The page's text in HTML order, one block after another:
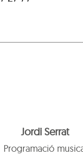
Jordi Serrat
Programació